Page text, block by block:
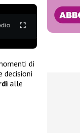
di
decisioni
alle